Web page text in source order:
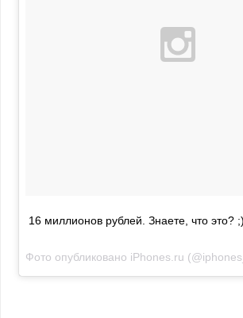
16 миллионов рублей. Знаете, что это? ;)
Фото опубликовано iPhones.ru